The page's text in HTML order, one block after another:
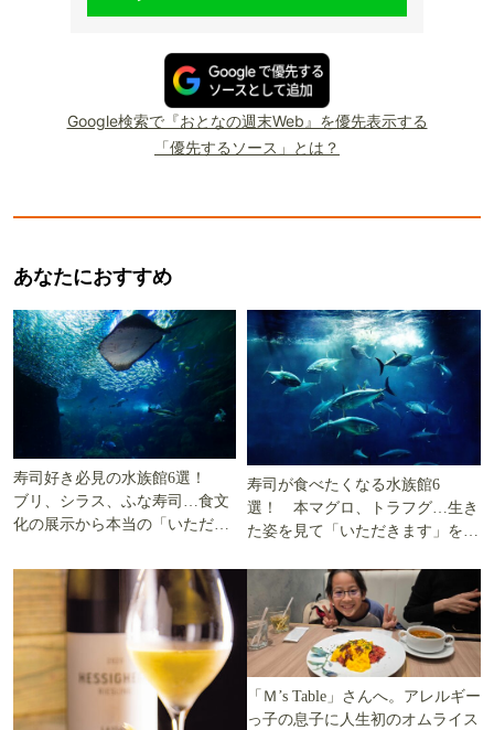
Google検索で『おとなの週末Web』を優先表示する
「優先するソース」とは？
あなたにおすすめ
寿司好き必見の水族館6選！
ブリ、シラス、ふな寿司…食文
化の展示から本当の「いただき
寿司が食べたくなる水族館6
選！ 本マグロ、トラフグ…生き
た姿を見て「いただきます」を考
「Ｍ’s Table」さんへ。アレルギー
っ子の息子に人生初のオムライス